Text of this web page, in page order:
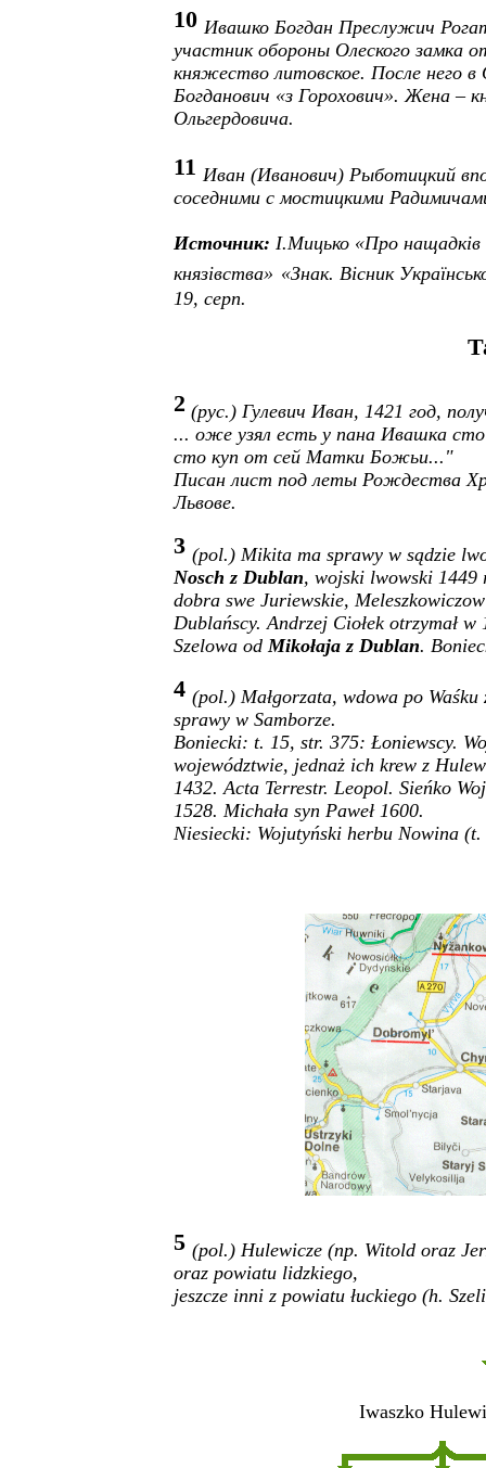
10 Ивашко Богдан Преслужич
участник обороны Олеского замка
княжество литовское. После него
Богданович «з Горохович». Жена –
Ольгердовича.
11 Иван (Иванович) Рыботицкий
соседними с мостицкими
Источник:I.Мицько «Про нащадків
князівства» «Знак. Вісник
19, серп.
2 (рус.) Гулевич Иван, 1421 год,
... оже узял есть у пана Ивашка
сто куп от сей Матки Божьи..."
Писан лист под леты Рождества
Львове.
3 (pol.) Mikita ma sprawy w sądzie
Nosch z Dublan, wojski lwowski
dobra swe Juriewskie,
Dublańscy. Andrzej Ciołek otrzymał
Szelowa od Mikołaja z Dublan.
4 (pol.) Małgorzata, wdowa po
sprawy w Samborze.
Boniecki: t. 15, str. 375: Łoniewscy.
województwie, jednaż ich krew z
1432. Acta Terrestr. Leopol. Sieńko
1528. Michała syn Paweł 1600.
Niesiecki: Wojutyński herbu Nowina
5 (pol.) Hulewicze (np. Witold oraz
oraz powiatu lidzkiego,
jeszcze inni z powiatu łuckiego (h.
Iwaszko